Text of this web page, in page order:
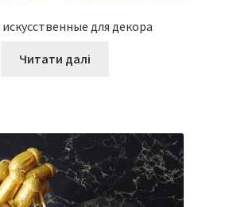
для декора
Читати далі